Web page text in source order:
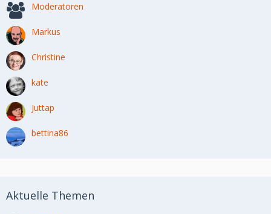
Moderatoren
Markus
Christine
kate
Juttap
bettina86
Aktuelle Themen